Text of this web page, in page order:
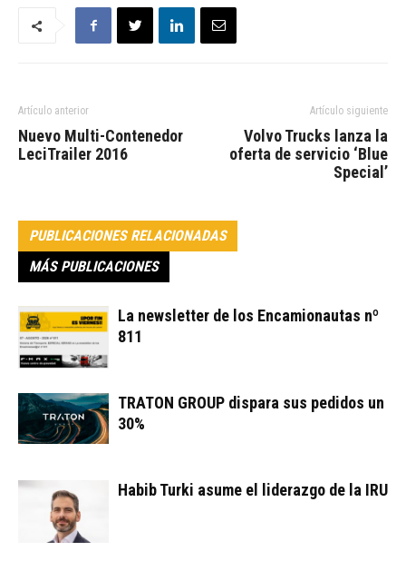
Artículo anterior
Nuevo Multi-Contenedor
LeciTrailer 2016
Artículo siguiente
Volvo Trucks lanza la
oferta de servicio ‘Blue
Special’
PUBLICACIONES RELACIONADAS
MÁS PUBLICACIONES
La newsletter de los Encamionautas nº
811
TRATON GROUP dispara sus pedidos un
30%
Habib Turki asume el liderazgo de la IRU